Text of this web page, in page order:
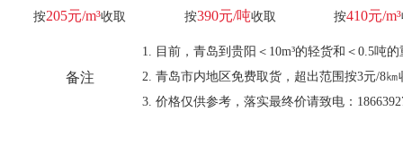
按205元/m³收取 按390元/吨收取 按410元/m³
备注
目前，青岛到贵阳＜10m³的轻货和＜0.5吨
青岛市内地区免费取货，超出范围按3元/8㎞
价格仅供参考，落实最终价请致电：